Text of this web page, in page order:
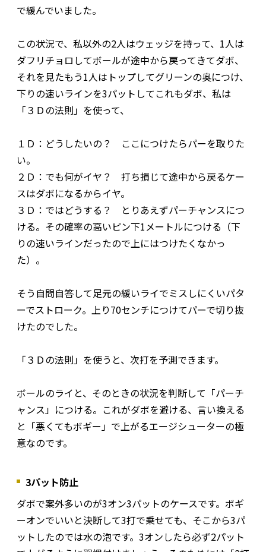
で緩んでいました。
この状況で、私以外の2人はウェッジを持って、1人は
ダフリチョロしてボールが途中から戻ってきてダボ、
それを見たもう1人はトップしてグリーンの奥につけ、
下りの速いラインを3パットしてこれもダボ、私は
「３Ｄの法則」を使って、
１Ｄ：どうしたいの？ ここにつけたらパーを取りた
い。
２Ｄ：でも何がイヤ？ 打ち損じて途中から戻るケー
スはダボになるからイヤ。
３Ｄ：ではどうする？ とりあえずパーチャンスにつ
ける。その確率の高いピン下1メートルにつける（下
りの速いラインだったので上にはつけたくなかっ
た）。
そう自問自答して足元の緩いライでミスしにくいパタ
ーでストローク。上り70センチにつけてパーで切り抜
けたのでした。
「３Ｄの法則」を使うと、次打を予測できます。
ボールのライと、そのときの状況を判断して「パーチ
ャンス」につける。これがダボを避ける、言い換える
と「悪くてもボギー」で上がるエージシューターの極
意なのです。
3パット防止
ダボで案外多いのが3オン3パットのケースです。ボギ
ーオンでいいと決断して3打で乗せても、そこから3パ
ットしたのでは水の泡です。3オンしたら必ず2パット